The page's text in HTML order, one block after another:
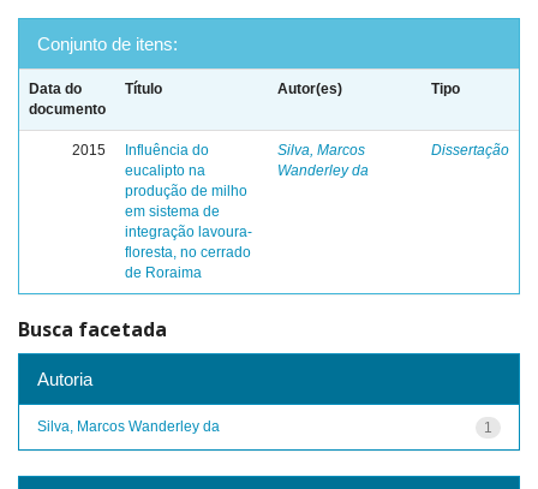
Conjunto de itens:
Data do
documento
Título Autor(es) Tipo
2015
Influência do
eucalipto na
produção de milho
em sistema de
integração lavoura-
floresta, no cerrado
de Roraima
Silva, Marcos
Wanderley da
Dissertação
Busca facetada
Autoria
1
Silva, Marcos Wanderley da